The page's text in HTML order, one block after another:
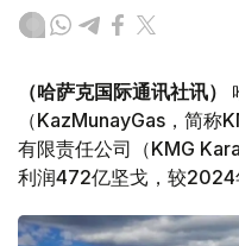
（哈萨克国际通讯社讯）
（KazMunayGas，简称
有限责任公司（KMG
利润472亿坚戈，较2024